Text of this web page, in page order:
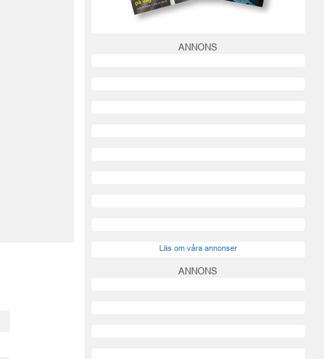
ANNONS
Läs om våra annonser
ANNONS